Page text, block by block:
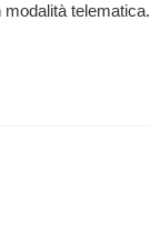
telematica.